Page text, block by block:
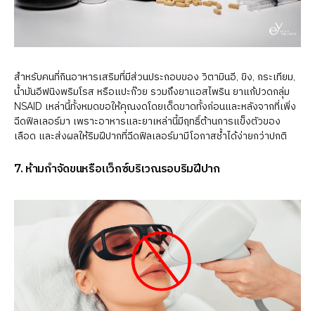
สำหรับคนที่กินอาหารเสริมที่มีส่วนประกอบของ วิตามินอี, ขิง, กระเทียม,
น้ำมันอีฟนิงพริมโรส หรือแปะก๊วย รวมถึงยาแอสไพริน ยาแก้ปวดกลุ่ม
NSAID เหล่านี้ทั้งหมดขอให้คุณงดโดยเด็ดขาดทั้งก่อนและหลังจากที่เพิ่ง
ฉีดฟิลเลอร์มา เพราะอาหารและยาเหล่านี้มีฤทธิ์ต้านการแข็งตัวของ
เลือด และส่งผลให้ริมฝีปากที่ฉีดฟิลเลอร์มามีโอกาสช้ำได้ง่ายกว่าปกติ
7. ห้ามกำจัดขนหรือแว็กซ์บริเวณรอบริมฝีปาก